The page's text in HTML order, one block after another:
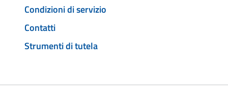
Condizioni di servizio
Contatti
Strumenti di tutela